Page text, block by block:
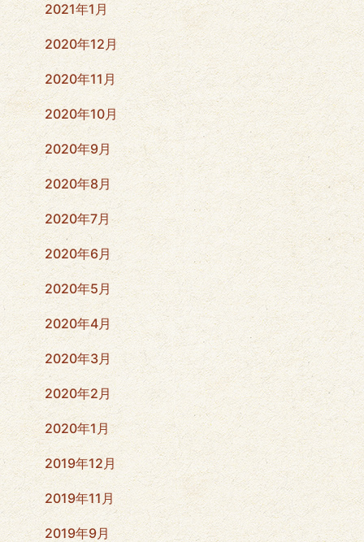
2021年1月
2020年12月
2020年11月
2020年10月
2020年9月
2020年8月
2020年7月
2020年6月
2020年5月
2020年4月
2020年3月
2020年2月
2020年1月
2019年12月
2019年11月
2019年9月